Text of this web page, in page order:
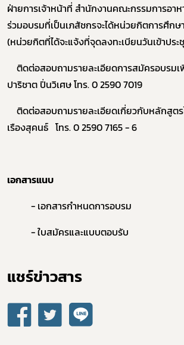
ฝ่ายการเจ้าหน้าที่ สำนักงานคณะกรรมการอาห
ร่วมอบรมที่เป็นเภสัชกรจะได้หน่วยกิตการศึกษ
(หน่วยกิตที่ได้จะแจ้งที่จุดลงทะเบียนวันเข้าประ
ติดต่อสอบถามรายละเอียดการสมัครอบรม
ปาริชาต ปิ่นวิเศษ โทร. 0 2590 7019
ติดต่อสอบถามรายละเอียดเกี่ยวกับหลักสูต
เรืองสุคนธ์ โทร. 0 2590 7165 - 6
เอกสารแนบ
- เอกสารกำหนดการอบรม
- ใบสมัครและแบบตอบรับ
แชร์ข่าวสาร​